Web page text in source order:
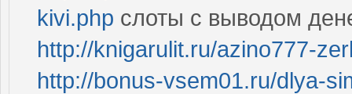
kivi.php слоты с выводом
http://knigarulit.ru/azino777-
http://bonus-vsem01.ru/dlya-